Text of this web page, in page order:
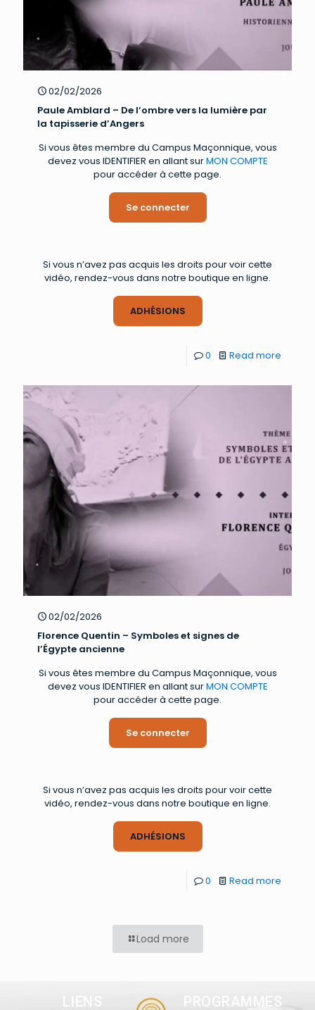
02/02/2026
Paule Amblard – De l’ombre vers la lumière par
la tapisserie d’Angers
Si vous êtes membre du Campus Maçonnique, vous
devez vous IDENTIFIER en allant surMON COMPTE
pour accéder à cette page.
Se connecter
Si vous n’avez pas acquis les droits pour voir cette
vidéo, rendez-vous dans notre boutique en ligne.
ADHÉSIONS
0 Read more
02/02/2026
Florence Quentin – Symboles et signes de
l’Égypte ancienne
Si vous êtes membre du Campus Maçonnique, vous
devez vous IDENTIFIER en allant surMON COMPTE
pour accéder à cette page.
Se connecter
Si vous n’avez pas acquis les droits pour voir cette
vidéo, rendez-vous dans notre boutique en ligne.
ADHÉSIONS
0 Read more
Load more
LIENS PROGRAMMES